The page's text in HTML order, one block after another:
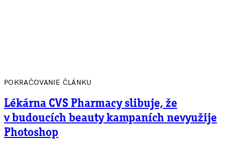
POKRAČOVANIE ČLÁNKU
Lékárna CVS Pharmacy slibuje, že
v budoucích beauty kampaních nevyužije
Photoshop